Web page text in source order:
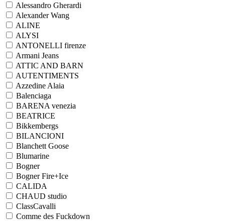
Alessandro Gherardi
Alexander Wang
ALINE
ALYSI
ANTONELLI firenze
Armani Jeans
ATTIC AND BARN
AUTENTIMENTS
Azzedine Alaia
Balenciaga
BARENA venezia
BEATRICE
Bikkembergs
BILANCIONI
Blanchett Goose
Blumarine
Bogner
Bogner Fire+Ice
CALIDA
CHAUD studio
ClassCavalli
Comme des Fuckdown